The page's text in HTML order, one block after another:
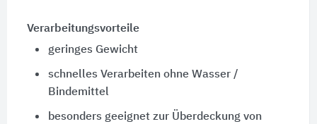
Verarbeitungsvorteile
geringes Gewicht
schnelles Verarbeiten ohne Wasser /
Bindemittel
besonders geeignet zur Überdeckung von